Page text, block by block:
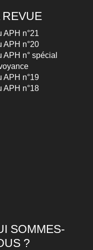
REVUE
APH n°21
APH n°20
APH n° spécial
APH n°19
APH n°18
SOMMES-
?